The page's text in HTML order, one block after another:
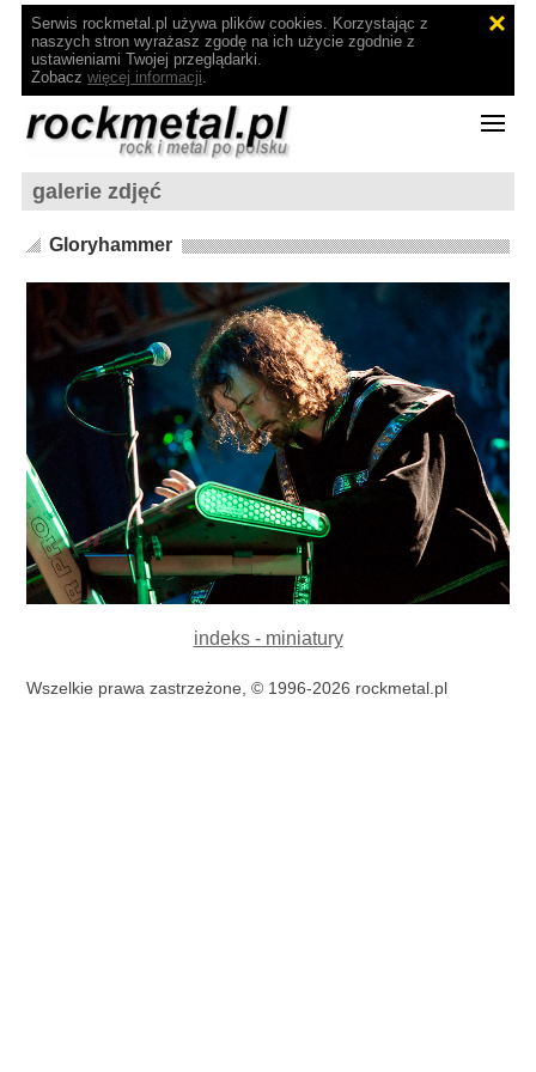
Serwis rockmetal.pl używa plików cookies. Korzystając z
naszych stron wyrażasz zgodę na ich użycie zgodnie z
ustawieniami Twojej przeglądarki.
Zobacz więcej informacji.
galerie zdjęć
Gloryhammer
indeks - miniatury
Wszelkie prawa zastrzeżone, © 1996-2026 rockmetal.pl